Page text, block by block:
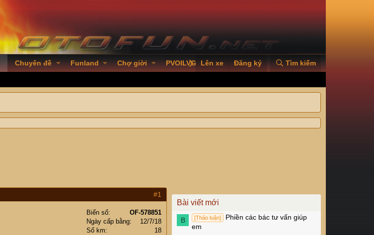
Chuyên đề Funland Chợ giời PVOILVGC2026
Lên xe Đăng ký Tìm kiếm
#1
Biển số
OF-578851
Ngày cấp bằng
12/7/18
Số km
18
Bài viết mới
B [Thảo luận]
Phiền các bác tư vấn giúp
em